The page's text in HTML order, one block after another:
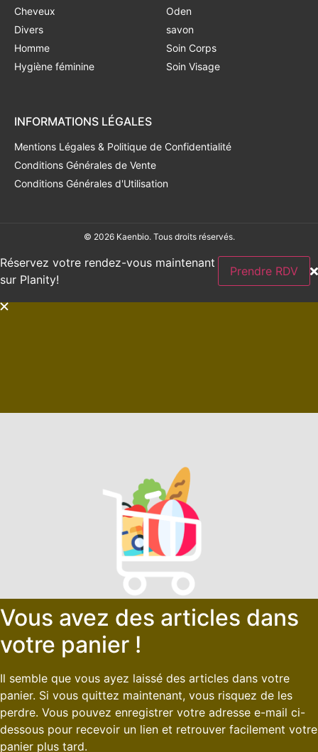
Cheveux
Divers
Homme
Hygiène féminine
Oden
savon
Soin Corps
Soin Visage
INFORMATIONS LÉGALES
Mentions Légales & Politique de Confidentialité
Conditions Générales de Vente
Conditions Générales d'Utilisation
© 2026 Kaenbio. Tous droits réservés.
Réservez votre rendez-vous maintenant
sur Planity!
Prendre RDV
Vous avez des articles dans
votre panier !
Il semble que vous ayez laissé des articles dans votre
panier. Si vous quittez maintenant, vous risquez de les
perdre. Vous pouvez enregistrer votre adresse e-mail ci-
dessous pour recevoir un lien et retrouver facilement votre
panier plus tard.